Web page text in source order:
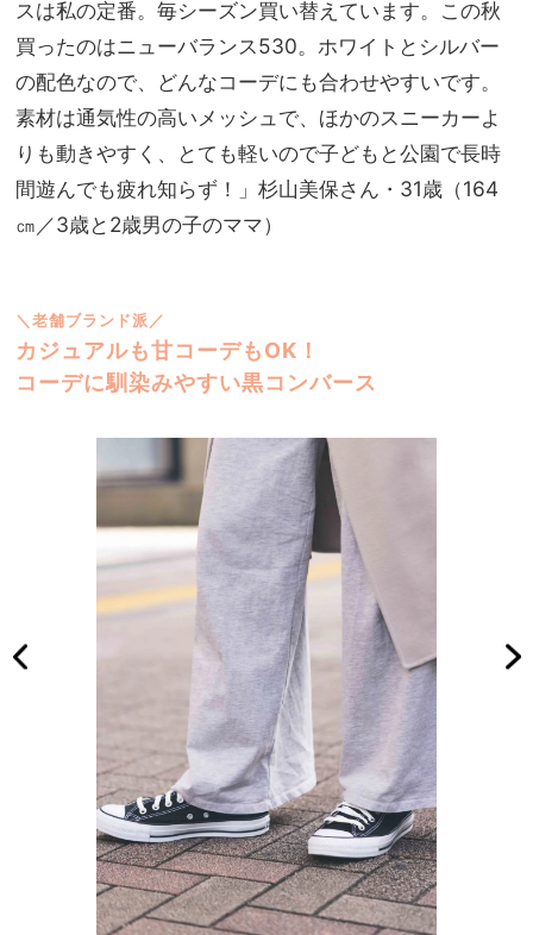
スは私の定番。毎シーズン買い替えています。この秋
買ったのはニューバランス530。ホワイトとシルバー
の配色なので、どんなコーデにも合わせやすいです。
素材は通気性の高いメッシュで、ほかのスニーカーよ
りも動きやすく、とても軽いので子どもと公園で長時
間遊んでも疲れ知らず！」杉山美保さん・31歳（164
㎝／3歳と2歳男の子のママ）
＼老舗ブランド派／
カジュアルも甘コーデもOK！
コーデに馴染みやすい黒コンバース